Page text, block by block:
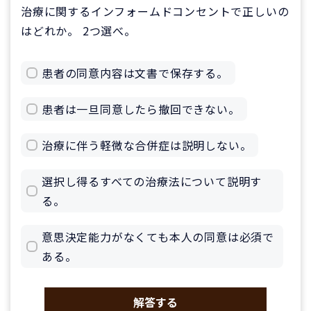
治療に関するインフォームドコンセントで正しいの
はどれか。 2つ選べ。
患者の同意内容は文書で保存する。
患者は一旦同意したら撤回できない。
治療に伴う軽微な合併症は説明しない。
選択し得るすべての治療法について説明す
る。
意思決定能力がなくても本人の同意は必須で
ある。
解答する